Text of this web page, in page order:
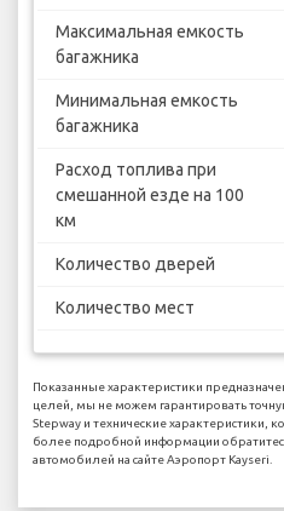
Максимальная емкость
багажника
Минимальная емкость
багажника
Расход топлива при
смешанной езде на 100
км
Количество дверей
Количество мест
Показанные характеристики
целей, мы не можем гарантировать
Stepway и технические характеристики,
более подробной информации
автомобилей на сайте Аэропорт Kayseri.